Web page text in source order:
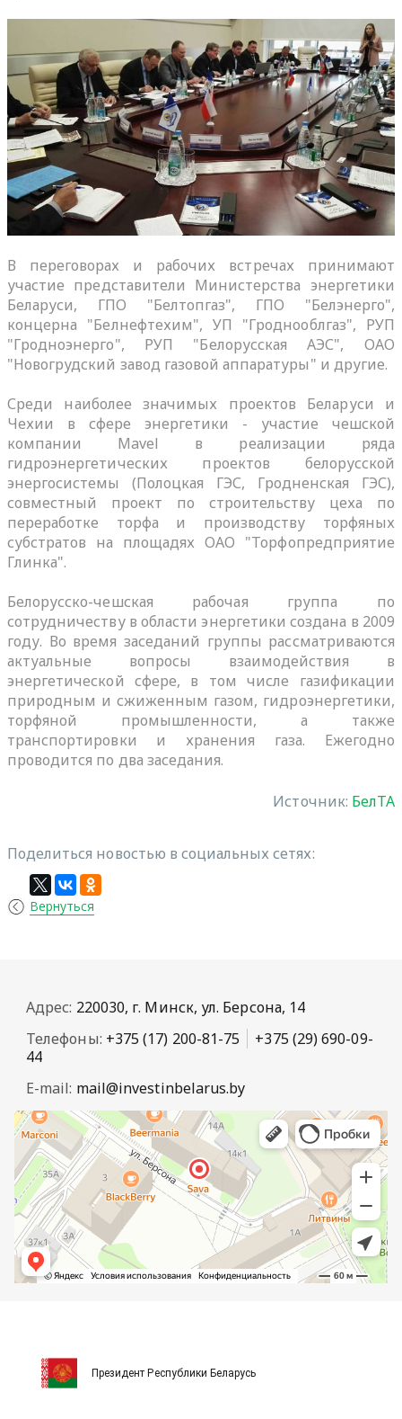
В переговорах и рабочих встречах принимают
участие представители Министерства энергетики
Беларуси, ГПО "Белтопгаз", ГПО "Белэнерго",
концерна "Белнефтехим", УП "Гроднооблгаз", РУП
"Гродноэнерго", РУП "Белорусская АЭС", ОАО
"Новогрудский завод газовой аппаратуры" и другие.
Среди наиболее значимых проектов Беларуси и
Чехии в сфере энергетики - участие чешской
компании Mavel в реализации ряда
гидроэнергетических проектов белорусской
энергосистемы (Полоцкая ГЭС, Гродненская ГЭС),
совместный проект по строительству цеха по
переработке торфа и производству торфяных
субстратов на площадях ОАО "Торфопредприятие
Глинка".
Белорусско-чешская рабочая группа по
сотрудничеству в области энергетики создана в 2009
году. Во время заседаний группы рассматриваются
актуальные вопросы взаимодействия в
энергетической сфере, в том числе газификации
природным и сжиженным газом, гидроэнергетики,
торфяной промышленности, а также
транспортировки и хранения газа. Ежегодно
проводится по два заседания.
Источник: БелТА
Поделиться новостью в социальных сетях:
Вернуться
Адрес: 220030, г. Минск, ул. Берсона, 14
Телефоны: +375 (17) 200-81-75
+375 (29) 690-09-
44
E-mail: mail@investinbelarus.by
Президент Республики Беларусь